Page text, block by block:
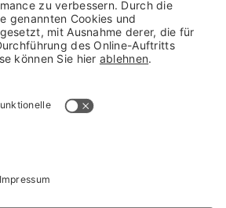
seit 2010
der Verbundgruppe beauty alliance